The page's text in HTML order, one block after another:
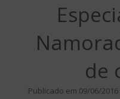
de
Publicado em 09/06/